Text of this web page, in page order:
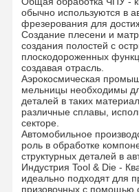
квадратные концевые
Угловой радиус
торцевые фрезы носа
Окончательные
Алюминиевые
Прекрасная скучная
Nei0604 D6
Nei0804 D8
NEI1004 D10
NEI1204
обычно используются в
фрезерования для
Создание плесени и
создания полостей с
плоскодороженных
создавая отрасль.
Аэрокосмическая
мельницы необходимы
деталей в таких
различные сплавы,
секторе.
Автомобильное
роль в обработке
структурных деталей в
Индустрия Tool & Die -
идеально подходят для
призовочных с помощью